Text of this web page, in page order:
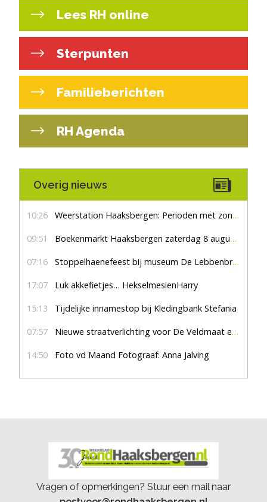
Lees RH online
Sterpunten
Familieberichten
RH Agenda
Overig nieuws
10:26 Weerstation Haaksbergen: Perioden met zon en droog
09:51 Boekenmarkt Haaksbergen zaterdag 8 augustus, marktplein Haaksbergen
07:16 Stoppelhaenefeest bij museum De Lebbenbrugge
17:07 Luk akkefietjes… HekselmesienHarry
15:13 Tijdelijke innamestop bij Kledingbank Stefania
07:57 Nieuwe straatverlichting voor De Veldmaat en De Pas
14:50 Foto vd Maand Fotograaf: Anna Jalving
Vragen of opmerkingen? Stuur een mail naar